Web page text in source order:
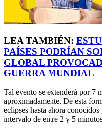
LEA TAMBIÉN:
PAÍSES PODRÍAN
GLOBAL
GUERRA MUNDIAL
Tal evento se extenderá por 7
aproximadamente. De esta
eclipses hasta ahora
intervalo de entre 2 y 5